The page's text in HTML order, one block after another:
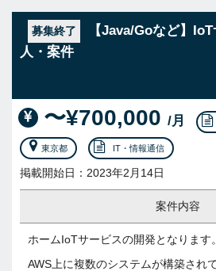
募集終了
【Java/Goなど】
人・案件
〜¥700,000 /月
東京都 IT・情報通信
掲載開始日：2023年2月14日
案件内容
ホームIoTサービスの開発となります。
AWS上に複数のシステムが構築され